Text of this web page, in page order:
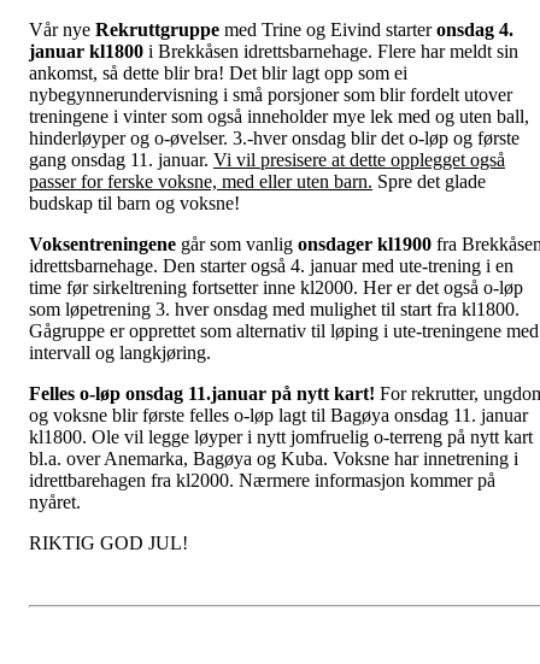
Vår nye Rekruttgruppe med Trine og Eivind starteronsdag 4.
januar kl1800 i Brekkåsen idrettsbarnehage. Flere har meldt sin
ankomst, så dette blir bra! Det blir lagt opp som ei
nybegynnerundervisning i små porsjoner som blir fordelt utover
treningene i vinter som også inneholder mye lek med og uten ball,
hinderløyper og o-øvelser. 3.-hver onsdag blir det o-løp og første
gang onsdag 11. januar. Vi vil presisere at dette opplegget også
passer for ferske voksne, med eller uten barn. Spre det glade
budskap til barn og voksne!
Voksentreningene går som vanlig onsdager kl1900 fra
idrettsbarnehage. Den starter også 4. januar med ute-trening i en
time før sirkeltrening fortsetter inne kl2000. Her er det også o-løp
som løpetrening 3. hver onsdag med mulighet til start fra kl1800.
Gågruppe er opprettet som alternativ til løping i ute-treningene med
intervall og langkjøring.
Felles o-løp onsdag 11.januar på nytt kart! For rekrutter,
og voksne blir første felles o-løp lagt til Bagøya onsdag 11. januar
kl1800. Ole vil legge løyper i nytt jomfruelig o-terreng på nytt kart
bl.a. over Anemarka, Bagøya og Kuba. Voksne har innetrening i
idrettbarehagen fra kl2000. Nærmere informasjon kommer på
nyåret.
RIKTIG GOD JUL!